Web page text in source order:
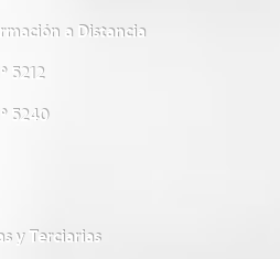
a Distancia
5212
5240
y Terciarias